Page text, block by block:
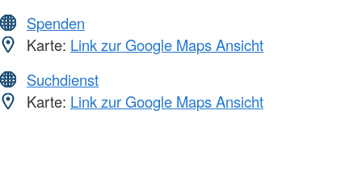
Spenden
Karte: Link zur Google Maps Ansicht
Suchdienst
Karte: Link zur Google Maps Ansicht